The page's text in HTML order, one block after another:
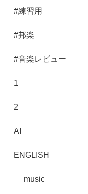
#練習用
#邦楽
#音楽レビュー
1
2
AI
ENGLISH
music